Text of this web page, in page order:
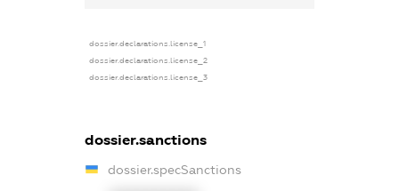
dossier.declarations.license_1
dossier.declarations.license_2
dossier.declarations.license_3
dossier.sanctions
dossier.specSanctions